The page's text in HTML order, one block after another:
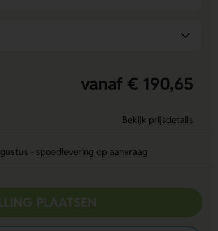
vanaf € 190,65
Bekijk prijsdetails
spoedlevering op aanvraag
PLAATSEN